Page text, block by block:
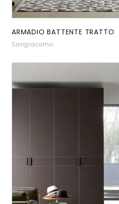
ARMADIO BATTENTE TRATTO
Sangiacomo